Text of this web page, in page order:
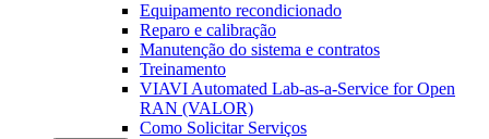
Equipamento recondicionado
Reparo e calibração
Manutenção do sistema e contratos
Treinamento
VIAVI Automated Lab-as-a-Service for Open
RAN (VALOR)
Como Solicitar Serviços